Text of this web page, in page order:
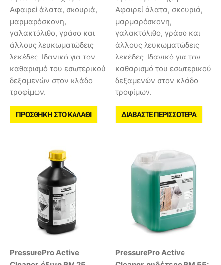
Αφαιρεί άλατα, σκουριά,
μαρμαρόσκονη,
γαλακτόλιθο, γράσο και
άλλους λευκωματώδεις
λεκέδες. Ιδανικό για τον
καθαρισμό του εσωτερικού
δεξαμενών στον κλάδο
τροφίμων.
ΠΡΟΣΘΉΚΗ ΣΤΟ ΚΑΛΆΘΙ
Αφαιρεί άλατα, σκουριά,
μαρμαρόσκονη,
γαλακτόλιθο, γράσο και
άλλους λευκωματώδεις
λεκέδες. Ιδανικό για τον
καθαρισμό του εσωτερικού
δεξαμενών στον κλάδο
τροφίμων.
ΔΙΑΒΆΣΤΕ ΠΕΡΙΣΣΌΤΕΡΑ
PressurePro Active
PressurePro Active